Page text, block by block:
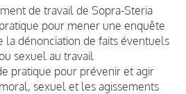
de travail de Sopra-Steria
pour mener une enquête
la dénonciation de faits éventuels
sexuel au travail
pratique pour prévenir et agir
sexuel et les agissements